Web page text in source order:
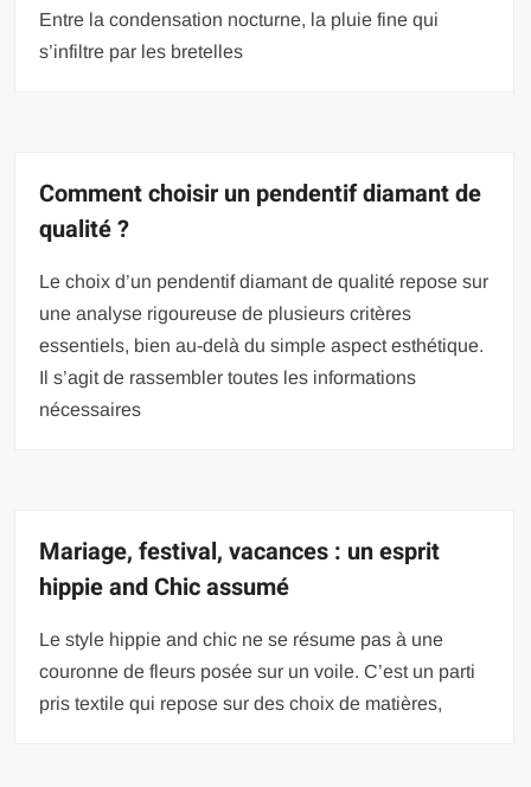
Entre la condensation nocturne, la pluie fine qui
s’infiltre par les bretelles
Comment choisir un pendentif diamant de
qualité ?
Le choix d’un pendentif diamant de qualité repose sur
une analyse rigoureuse de plusieurs critères
essentiels, bien au-delà du simple aspect esthétique.
Il s’agit de rassembler toutes les informations
nécessaires
Mariage, festival, vacances : un esprit
hippie and Chic assumé
Le style hippie and chic ne se résume pas à une
couronne de fleurs posée sur un voile. C’est un parti
pris textile qui repose sur des choix de matières,